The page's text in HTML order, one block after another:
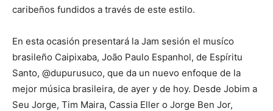
caribeños fundidos a través de este estilo.
En esta ocasión presentará la Jam sesión el musíco
brasileño Caipixaba, João Paulo Espanhol, de Espíritu
Santo, @dupurusuco, que da un nuevo enfoque de la
mejor música brasileira, de ayer y de hoy. Desde Jobim a
Seu Jorge, Tim Maira, Cassia Eller o Jorge Ben Jor,